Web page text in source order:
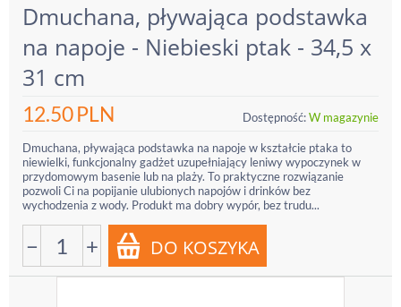
Dmuchana, pływająca podstawka
na napoje - Niebieski ptak - 34,5 x
31 cm
12.50PLN Dostępność:W magazynie
Dmuchana, pływająca podstawka na napoje w kształcie ptaka to
niewielki, funkcjonalny gadżet uzupełniający leniwy wypoczynek w
przydomowym basenie lub na plaży. To praktyczne rozwiązanie
pozwoli Ci na popijanie ulubionych napojów i drinków bez
wychodzenia z wody. Produkt ma dobry wypór, bez trudu...
− +